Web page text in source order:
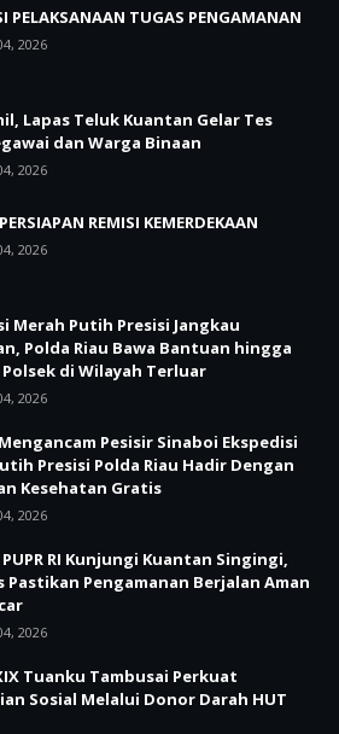
PELAKSANAAN TUGAS PENGAMANAN
2026
Lapas Teluk Kuantan Gelar Tes
dan Warga Binaan
2026
REMISI KEMERDEKAAN
2026
Merah Putih Presisi Jangkau
Polda Riau Bawa Bantuan hingga
di Wilayah Terluar
2026
Pesisir Sinaboi Ekspedisi
Presisi Polda Riau Hadir Dengan
Kesehatan Gratis
2026
RI Kunjungi Kuantan Singingi,
Pastikan Pengamanan Berjalan Aman
2026
Tuanku Tambusai Perkuat
Sosial Melalui Donor Darah HUT